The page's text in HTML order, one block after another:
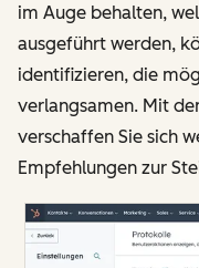
im Auge behalten,
ausgeführt werden,
identifizieren, die
verlangsamen. Mit
verschaffen Sie sich
Empfehlungen zur